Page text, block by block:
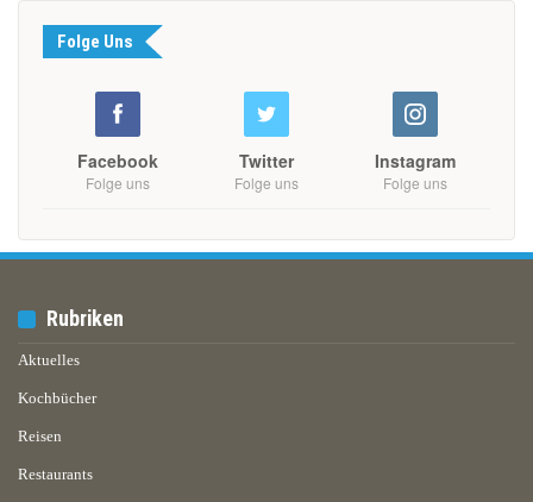
Folge Uns
Facebook
Folge uns
Twitter
Folge uns
Instagram
Folge uns
Rubriken
Aktuelles
Kochbücher
Reisen
Restaurants